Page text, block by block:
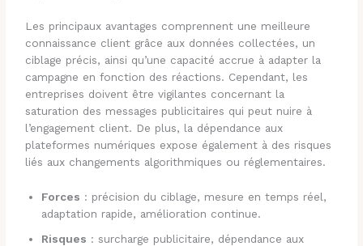
Les principaux avantages comprennent une meilleure
connaissance client grâce aux données collectées, un
ciblage précis, ainsi qu’une capacité accrue à adapter la
campagne en fonction des réactions. Cependant, les
entreprises doivent être vigilantes concernant la
saturation des messages publicitaires qui peut nuire à
l’engagement client. De plus, la dépendance aux
plateformes numériques expose également à des risques
liés aux changements algorithmiques ou réglementaires.
Forces : précision du ciblage, mesure en temps réel,
adaptation rapide, amélioration continue.
Risques : surcharge publicitaire, dépendance aux